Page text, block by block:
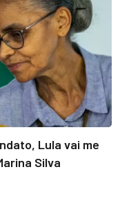
Lula vai me
Silva